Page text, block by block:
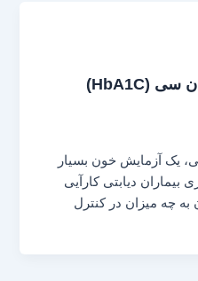
آزمایش هموگلوبین ای وان سی (HbA1C)
یک آزمایش خون بسیار
بیماران دیابتی کارآیی
چه میزان در کنترل